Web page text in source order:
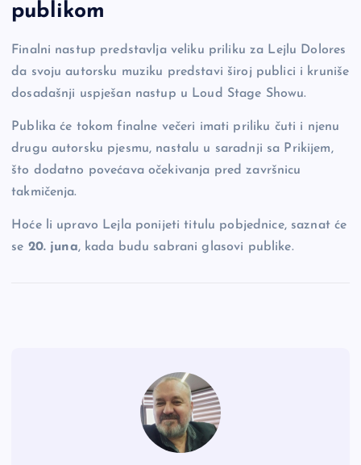
publikom
Finalni nastup predstavlja veliku priliku za Lejlu Dolores
da svoju autorsku muziku predstavi široj publici i kruniše
dosadašnji uspješan nastup u Loud Stage Showu.
Publika će tokom finalne večeri imati priliku čuti i njenu
drugu autorsku pjesmu, nastalu u saradnji sa Prikijem,
što dodatno povećava očekivanja pred završnicu
takmičenja.
Hoće li upravo Lejla ponijeti titulu pobjednice, saznat će
se 20. juna, kada budu sabrani glasovi publike.